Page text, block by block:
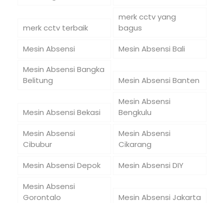
merk cctv terbaik
merk cctv yang
bagus
Mesin Absensi
Mesin Absensi Bali
Mesin Absensi Bangka
Belitung
Mesin Absensi Banten
Mesin Absensi Bekasi
Mesin Absensi
Bengkulu
Mesin Absensi
Cibubur
Mesin Absensi
Cikarang
Mesin Absensi Depok
Mesin Absensi DIY
Mesin Absensi
Gorontalo
Mesin Absensi Jakarta